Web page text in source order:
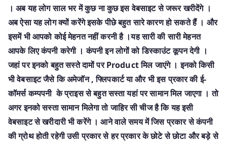
। अब यह लोग साल भर में कुछ ना कुछ इस वेबसाइट से जरूर खरीदेंगे ।
अब ऐसा यह लोग क्यों करेंगे इसके पीछे बहुत सारे कारण हो सकते हैं । और
इसमें भी आपको कोई मेहनत नहीं करनी है ।यह सारी की सारी मेहनत
आपके लिए कंपनी करेगी । कंपनी इन लोगों को डिस्काउंट कूपन देगी ।
जहां पर इनको बहुत सस्ते दामों पर Product मिल जाएंगे । इनको किसी
भी वेबसाइट जैसे कि अमेजॉन , फ्लिपकार्ट या और भी इस प्रकार की ई-
कॉमर्स कम्पपनी के प्राइस से बहुत सस्ता यहां पर सामान मिल जाएगा । तो
अगर इनको सस्ता सामान मिलेगा तो जाहिर सी चीज है कि यह इसी
वेबसाइट से खरीदारी भी करेंगे । आने वाले समय में जिस प्रकार से कंपनी
की ग्रोथ होती रहेगी उसी प्रकार से हर प्रकार के छोटे से छोटा और बड़े से